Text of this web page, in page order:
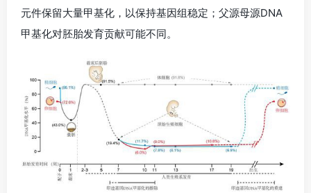
元件保留大量甲基化，以保持基因组稳定；父源母源DNA
甲基化对胚胎发育贡献可能不同。